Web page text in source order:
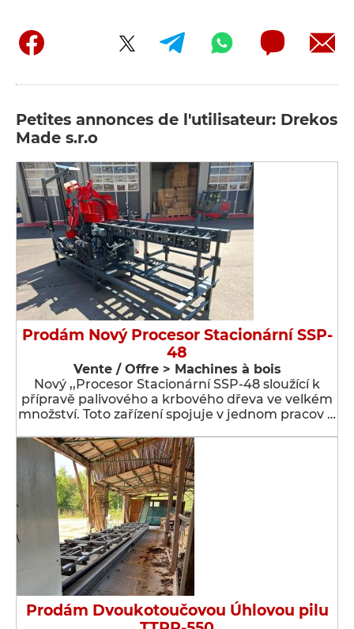
Petites annonces de l'utilisateur: Drekos
Made s.r.o
Prodám Nový Procesor Stacionární SSP-
48
Vente / Offre > Machines à bois
Nový ,,Procesor Stacionární SSP-48 sloužící k
přípravě palivového a krbového dřeva ve velkém
množství. Toto zařízení spojuje v jednom pracov …
Prodám Dvoukotoučovou Úhlovou pilu